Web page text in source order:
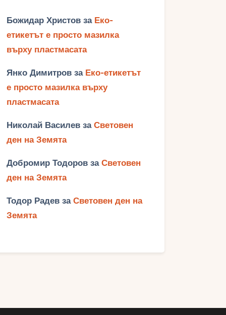
Божидар Христов за Еко-
етикетът е просто мазилка
върху пластмасата
Янко Димитров за Еко-етикетът
е просто мазилка върху
пластмасата
Николай Василев заСветовен
ден на Земята
Добромир Тодоров заСветовен
ден на Земята
Тодор Радев заСветовен ден на
Земята